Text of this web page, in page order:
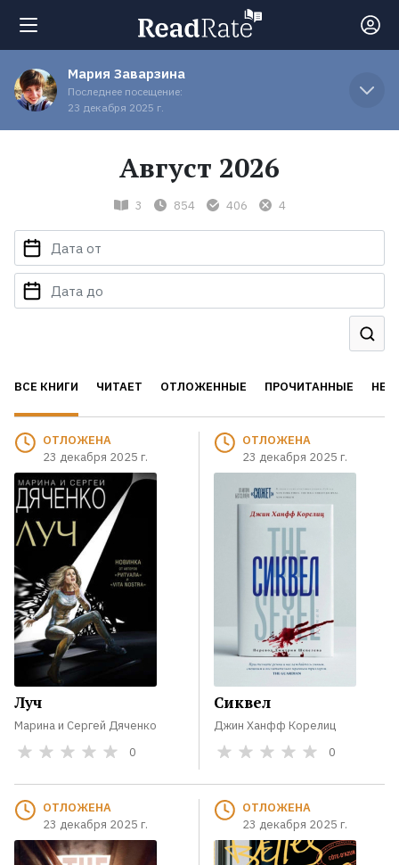
Поиск
Книги
Экранизации
Мария Заварзина
Последнее посещение:
23 декабря 2025 г.
Август 2026
3 854 406 4
ВСЕ КНИГИ ЧИТАЕТ ОТЛОЖЕННЫЕ ПРОЧИТАННЫЕ
ОТЛОЖЕНА
23 декабря 2025 г.
Луч
Марина и Сергей Дяченко
0
ОТЛОЖЕНА
23 декабря 2025 г.
Сиквел
Джин Ханфф Корелиц
0
ОТЛОЖЕНА
23 декабря 2025 г.
ОТЛОЖЕНА
23 декабря 2025 г.